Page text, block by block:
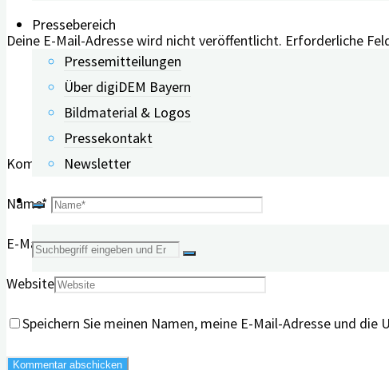
Pressebereich
Pressemitteilungen
Über digiDEM Bayern
Bildmaterial & Logos
Pressekontakt
Newsletter
Suche
nach:
Deine E-Mail-Adresse wird nicht veröffentlicht. Erforderliche
Kommentar
Name*
E-Mail*
Website
Speichern Sie meinen Namen, meine E-Mail-Adresse und